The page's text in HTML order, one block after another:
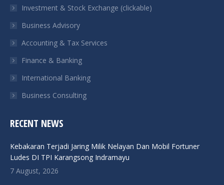
new
window
new
window
new
window
new
window
Investment & Stock Exchange (clickable)
Business Advisory
Accounting & Tax Services
Finance & Banking
International Banking
Business Consulting
RECENT NEWS
Kebakaran Terjadi Jaring Milik Nelayan Dan Mobil Fortuner
Ludes DI TPI Karangsong Indramayu
7 August, 2026